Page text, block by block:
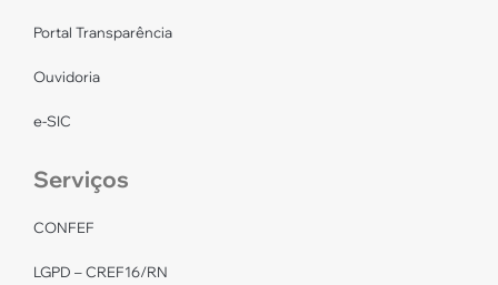
Portal Transparência
Ouvidoria
e-SIC
Serviços
CONFEF
LGPD – CREF16/RN